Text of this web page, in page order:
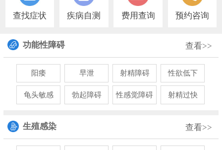
查找症状 疾病自测 费用查询 预约咨询
功能性障碍 查看>>
阳痿 早泄 射精障碍 性欲低下
龟头敏感 勃起障碍 性感觉障碍 射精过快
生殖感染 查看>>